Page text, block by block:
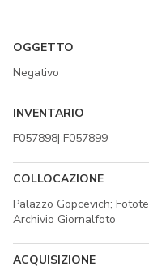
OGGETTO
Negativo
INVENTARIO
F057898| F057899
COLLOCAZIONE
Palazzo Gopcevich;
Archivio Giornalfoto
ACQUISIZIONE